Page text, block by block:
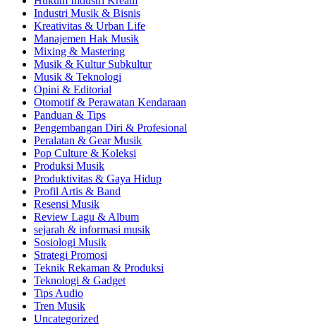
Industri Musik & Bisnis
Kreativitas & Urban Life
Manajemen Hak Musik
Mixing & Mastering
Musik & Kultur Subkultur
Musik & Teknologi
Opini & Editorial
Otomotif & Perawatan Kendaraan
Panduan & Tips
Pengembangan Diri & Profesional
Peralatan & Gear Musik
Pop Culture & Koleksi
Produksi Musik
Produktivitas & Gaya Hidup
Profil Artis & Band
Resensi Musik
Review Lagu & Album
sejarah & informasi musik
Sosiologi Musik
Strategi Promosi
Teknik Rekaman & Produksi
Teknologi & Gadget
Tips Audio
Tren Musik
Uncategorized